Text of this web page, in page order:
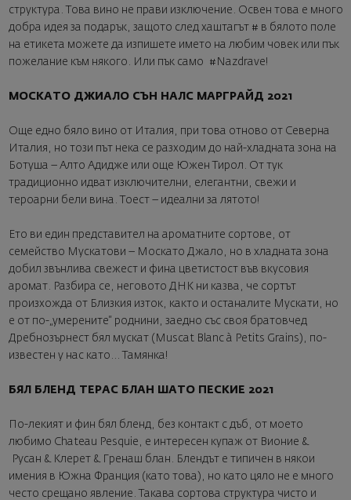
структура. Това вино не прави изключение. Освен това е много
добра идея за подарък, защото след хаштагът # в бялото поле
на етикета можете да изпишете името на любим човек или пък
пожелание към някого. Или пък само #Nazdrave!
МОСКАТО ДЖИАЛО СЪН НАЛС МАРГРАЙД 2021
Още едно бяло вино от Италия, при това отново от Северна
Италия, но този път нека се разходим до най-хладната зона на
Ботуша – Алто Адидже или още Южен Тирол. От тук
традиционно идват изключителни, елегантни, свежи и
тероарни бели вина. Тоест – идеални за лятото!
Ето ви един представител на ароматните сортове, от
семейство Мускатови – Москато Джало, но в хладната зона
добил звънлива свежест и фина цветистост във вкусовия
аромат. Разбира се, неговото ДНК ни казва, че сортът
произхожда от Близкия изток, както и останалите Мускати, но
е от по-„умерените“ роднини, заедно със своя братовчед
Дребнозърнест бял мускат (Muscat Blanc à Petits Grains), по-
известен у нас като... Тамянка!
БЯЛ БЛЕНД ТЕРАС БЛАН ШАТО ПЕСКИЕ 2021
По-лекият и фин бял бленд, без контакт с дъб, от моето
любимо Chateau Pesquie, е интересен купаж от Вионие &
Русан & Клерет & Гренаш блан. Блендът е типичен в някои
имения в Южна Франция (като това), но като цяло не е много
често срещано явление. Такава сортова структура чисто и